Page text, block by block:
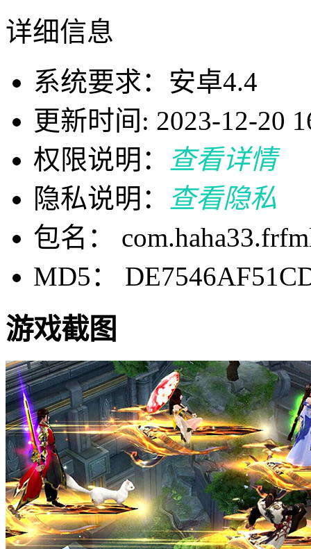
详细信息
系统要求：安卓4.4
更新时间: 2023-12-20
权限说明：
查看详情
隐私说明：
查看隐私
包名：
MD5：
游戏截图